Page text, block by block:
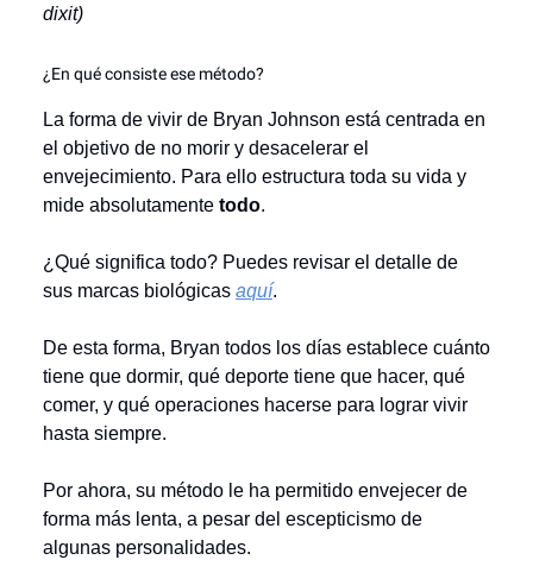
dixit)
¿En qué consiste ese método?
La forma de vivir de Bryan Johnson está centrada en
el objetivo de no morir y desacelerar el
envejecimiento. Para ello estructura toda su vida y
mide absolutamente todo.
¿Qué significa todo? Puedes revisar el detalle de
sus marcas biológicas aquí.
De esta forma, Bryan todos los días establece cuánto
tiene que dormir, qué deporte tiene que hacer, qué
comer, y qué operaciones hacerse para lograr vivir
hasta siempre.
Por ahora, su método le ha permitido envejecer de
forma más lenta, a pesar del escepticismo de
algunas personalidades.